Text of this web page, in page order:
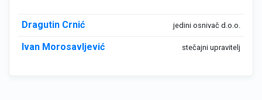
Dragutin Crnić jedini osnivač d.o.o.
Ivan Morosavljević stečajni upravitelj